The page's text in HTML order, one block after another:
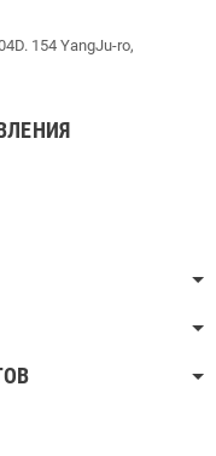
154 YangJu-ro,